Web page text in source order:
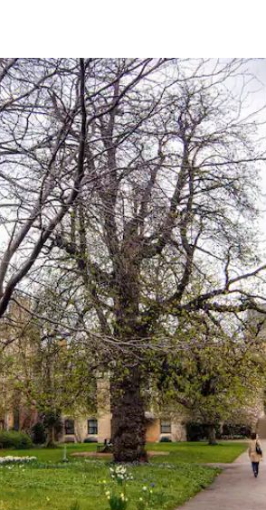
をタッチまたはスワイプして検索結果を